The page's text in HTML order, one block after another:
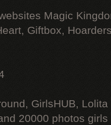
Magic
Giftbox,
GirlsHUB, Lolita
20000 photos